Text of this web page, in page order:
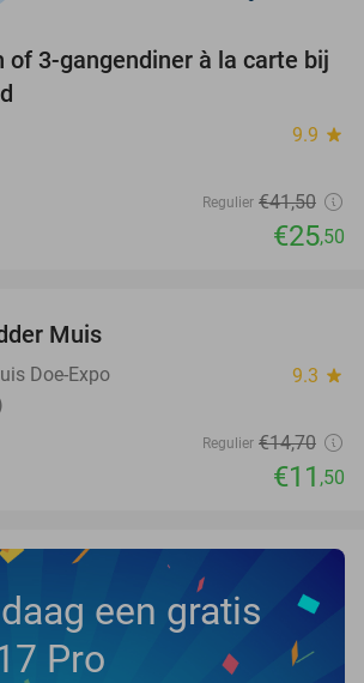
39%
of 3-gangendiner à la carte bij
9.9 star
Regulier €41,50
€25,50
Muis
Doe-Expo 9.3 star
Regulier €14,70
€11 ,50
een gratis
Pro